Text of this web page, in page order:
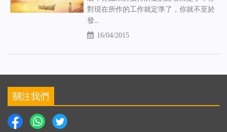
對現在所作的工作就定準了，你就不至於
發..
16/04/2015
關注我們